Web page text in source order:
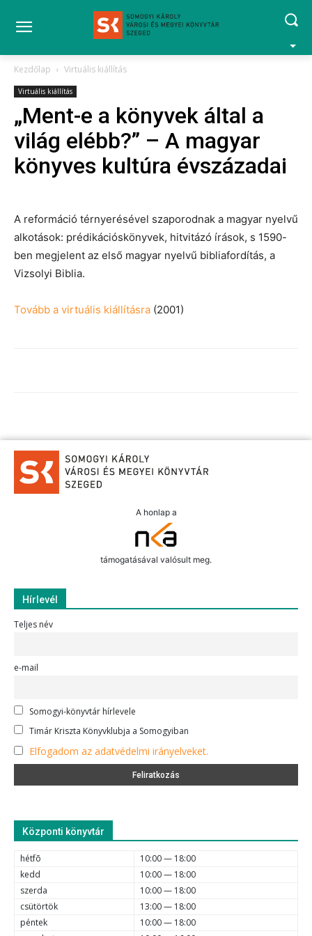
Kezdőlap Virtuális kiállítás
Virtuális kiállítás
„Ment-e a könyvek által a
világ elébb?” – A magyar
könyves kultúra évszázadai
A reformáció térnyerésével szaporodnak a magyar nyelvű
alkotások: prédikációskönyvek, hitvitázó írások, s 1590-
ben megjelent az első magyar nyelvű bibliafordítás, a
Vizsolyi Biblia.
Tovább a virtuális kiállításra (2001)
A honlap a
támogatásával valósult meg.
Hírlevél
Teljes név
e-mail
Somogyi-könyvtár hírlevele
Timár Kriszta Könyvklubja a Somogyiban
Elfogadom az adatvédelmi irányelveket.
Központi könyvtár
hétfõ
10:00 — 18:00
kedd
10:00 — 18:00
szerda
10:00 — 18:00
csütörtök
13:00 — 18:00
péntek
10:00 — 18:00